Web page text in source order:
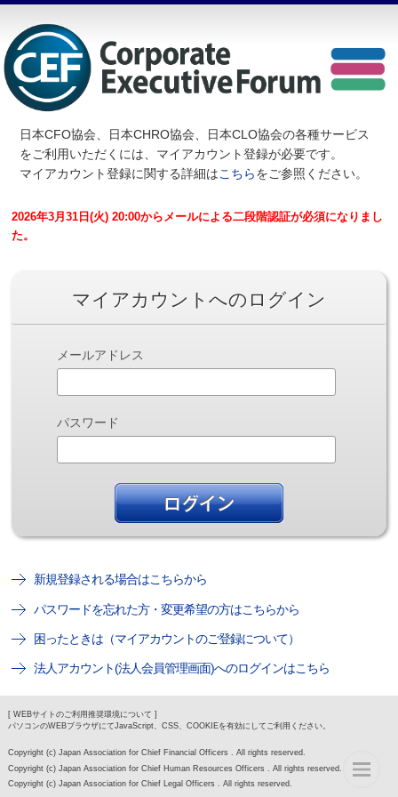
日本CFO協会、日本CHRO協会、日本CLO協会の各種サービス
をご利用いただくには、マイアカウント登録が必要です。
マイアカウント登録に関する詳細はこちらをご参照ください。
2026年3月31日(火) 20:00からメールによる二段階認証が必須になりまし
た。
マイアカウントへのログイン
メールアドレス
パスワード
新規登録される場合はこちらから
パスワードを忘れた方・変更希望の方はこちらから
困ったときは（マイアカウントのご登録について）
法人アカウント(法人会員管理画面)へのログインはこちら
[ WEBサイトのご利用推奨環境について ]
パソコンのWEBブラウザにてJavaScript、CSS、COOKIEを有効にしてご利用ください。
Copyright (c) Japan Association for Chief Financial Officers . All rights reserved.
Copyright (c) Japan Association for Chief Human Resources Officers . All rights reserved.
Copyright (c) Japan Association for Chief Legal Officers . All rights reserved.